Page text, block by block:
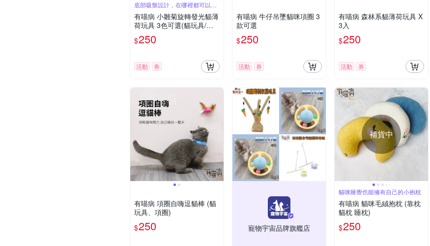
底部吸盤設計，在哪裡都可以自
嗨
有喵病 小雛菊旋轉發光貓薄
荷玩具 3色可選(貓玩具/貓
薄荷/旋轉花)
$250
活動 券
有喵病 牛仔吊墜貓咪項圈 3
款可選
$250
活動 券
有喵病 森林系貓薄荷玩具 X
3入
$250
活動 券
有喵病 項圈自嗨逗貓棒 (貓
玩具、項圈)
$250 寵物宇宙品牌旗艦店
補貨中
貓咪睡覺也能擁有自己的小抱枕
有喵病 貓咪毛絨抱枕 (靠枕
貓枕 睡枕)
$250